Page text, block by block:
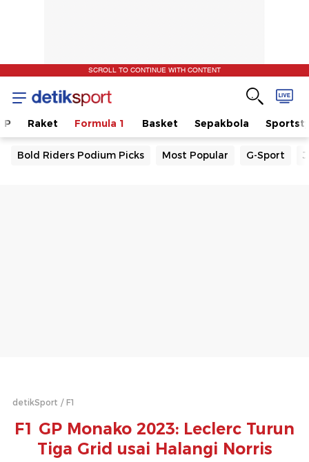
SCROLL TO CONTINUE WITH CONTENT
Raket Formula 1 Basket Sepakbola
Bold Riders Podium Picks Most Popular G-Sport
detikSport F1
F1 GP Monako 2023: Leclerc Turun
Tiga Grid usai Halangi Norris